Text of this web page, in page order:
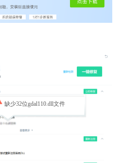
缺少32位gdal110.dll文件